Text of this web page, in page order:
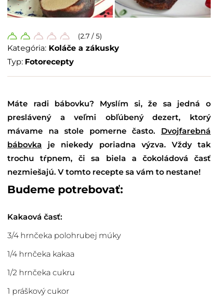
(2.7 / 5)
Kategória: Koláče a zákusky
Typ: Fotorecepty
Máte radi bábovku? Myslím si, že sa jedná o
preslávený a veľmi obľúbený dezert, ktorý
mávame na stole pomerne často. Dvojfarebná
bábovka je niekedy poriadna výzva. Vždy tak
trochu tŕpnem, či sa biela a čokoládová časť
nezmiešajú. V tomto recepte sa vám to nestane!
Budeme potrebovať:
Kakaová časť:
3/4 hrnčeka polohrubej múky
1/4 hrnčeka kakaa
1/2 hrnčeka cukru
1 práškový cukor